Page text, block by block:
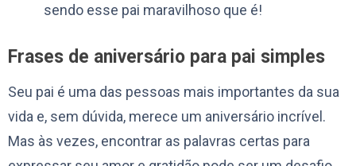
sendo esse pai maravilhoso que é!
Frases de aniversário para pai simples
Seu pai é uma das pessoas mais importantes da sua
vida e, sem dúvida, merece um aniversário incrível.
Mas às vezes, encontrar as palavras certas para